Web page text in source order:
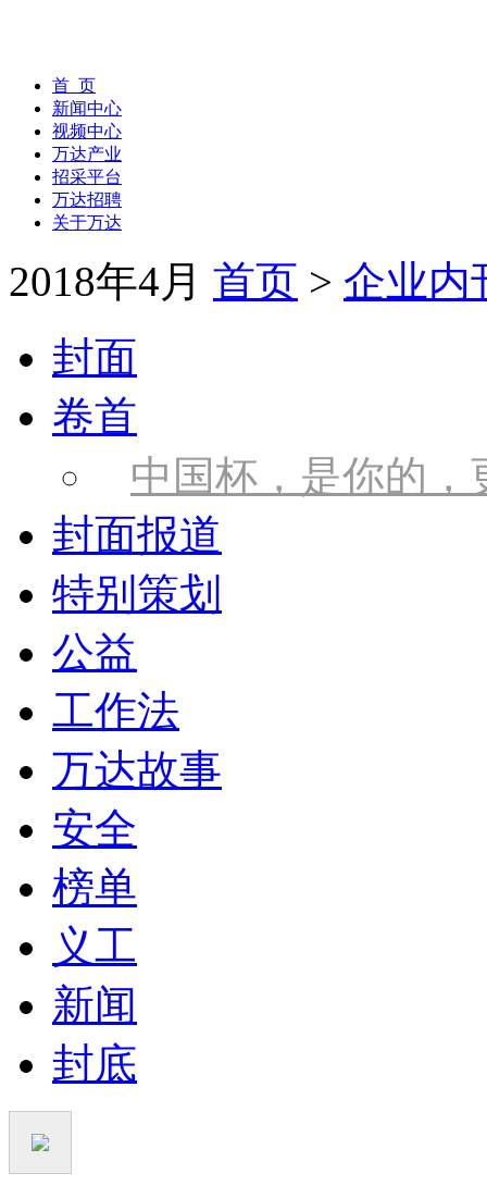
首 页
新闻中心
视频中心
万达产业
招采平台
万达招聘
关于万达
2018年4月 首页 > 企业内
封面
卷首
中国杯，是你的，
封面报道
特别策划
公益
工作法
万达故事
安全
榜单
义工
新闻
封底